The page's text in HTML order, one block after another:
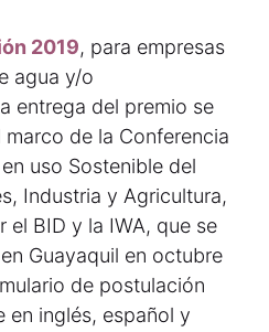
2019, para empresas
agua y/o
entrega del premio se
marco de la Conferencia
uso Sostenible del
Industria y Agricultura,
el BID y la IWA, que se
Guayaquil en octubre
de postulación
en inglés, español y